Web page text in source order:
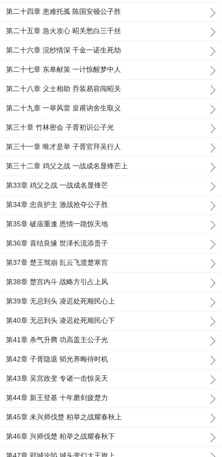
第二十四章 患难托孤 陈国安顿公子胜
第二十五章 急火攻心 昭关愁白三千丝
第二十六章 浣纱情深 千金一诺生死劫
第二十七章 东皋献策 一计惊醒梦中人
第二十八章 义士相助 乔装易容闯昭关
第二十九章 一举风雷 皇甫讷舍生取义
第三十章 竹林密会 子胥初识公子光
第三十一章 唯才是举 子胥官拜吴行人
第三十二章 鸡父之战 一战成名显锋芒上
第33章 鸡父之战 一战成名显锋芒
第34章 忠良护主 激战抢夺公子胜
第35章 破庙重逢 恩情一跪惊天地
第36章 喜结良缘 世泽长流添贵子
第37章 楚王驾崩 乱云飞渡楚寒宫
第38章 楚宫内斗 战略方引占上风
第39章 无忌到头 凌迟处死顺民心上
第40章 无忌到头 凌迟处死顺民心下
第41章 杀气升腾 功高盖主公子光
第42章 子胥隐退 韬光养晦待时机
第43章 吴宫政变 专诸一击惊吴天
第44章 新王登基 十年磨剑疲楚力
第45章 未兴师伐楚 柏举之战耀春秋上
第46章 兴师伐楚 柏举之战耀春秋下